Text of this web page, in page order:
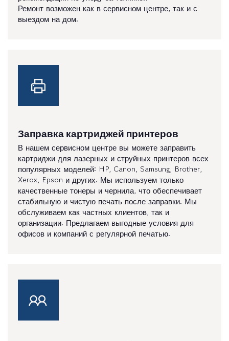
Ремонт возможен как в сервисном центре, так и с
выездом на дом.
Заправка картриджей принтеров
В нашем сервисном центре вы можете заправить
картриджи для лазерных и струйных принтеров всех
популярных моделей: HP, Canon, Samsung, Brother,
Xerox, Epson и других. Мы используем только
качественные тонеры и чернила, что обеспечивает
стабильную и чистую печать после заправки. Мы
обслуживаем как частных клиентов, так и
организации. Предлагаем выгодные условия для
офисов и компаний с регулярной печатью.